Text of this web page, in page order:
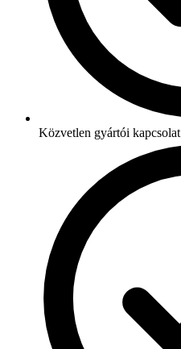
Közvetlen gyártói kapcsolat